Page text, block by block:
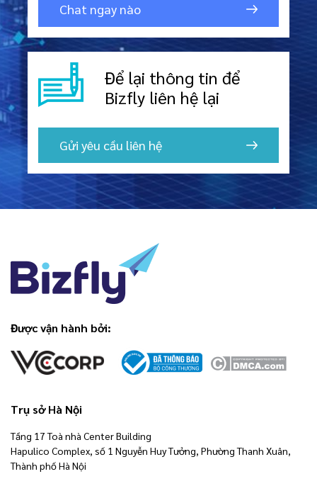
Chat ngay nào
Để lại thông tin để
Bizfly liên hệ lại
Gửi yêu cầu liên hệ
Được vận hành bởi:
Trụ sở Hà Nội
Tầng 17 Toà nhà Center Building
Hapulico Complex, số 1 Nguyễn Huy Tưởng, Phường Thanh Xuân,
Thành phố Hà Nội